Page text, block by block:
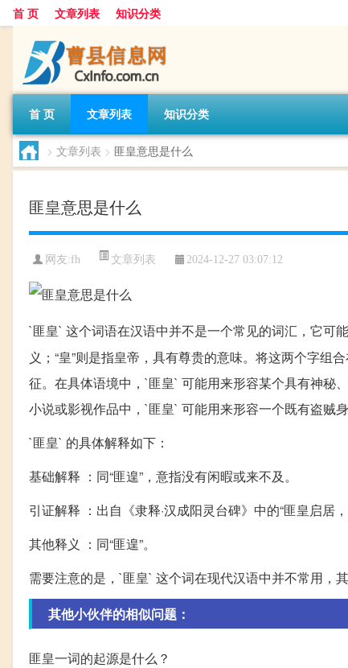
首 页 文章列表 知识分类
首 页 文章列表 知识分类
> 文章列表 > 匪皇意思是什么
匪皇意思是什么
网友:fh 文章列表 2024-12-27 03:07:12
`匪皇` 这个词语在汉语中并不是一个常见的词汇，它可能
义；“皇”则是指皇帝，具有尊贵的意味。将这两个字组
征。在具体语境中，`匪皇` 可能用来形容某个具有神秘
小说或影视作品中，`匪皇` 可能用来形容一个既有盗贼
`匪皇` 的具体解释如下：
基础解释 ：同“匪遑”，意指没有闲暇或来不及。
引证解释 ：出自《隶释·汉成阳灵台碑》中的“匪皇启居
其他释义 ：同“匪遑”。
需要注意的是，`匪皇` 这个词在现代汉语中并不常用，
其他小伙伴的相似问题：
匪皇一词的起源是什么？